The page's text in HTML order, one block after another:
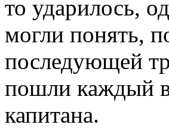
то ударилось,
могли понять,
последующей
пошли каждый
капитана.